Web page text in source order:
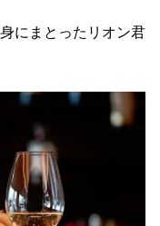
にまとったリオン君